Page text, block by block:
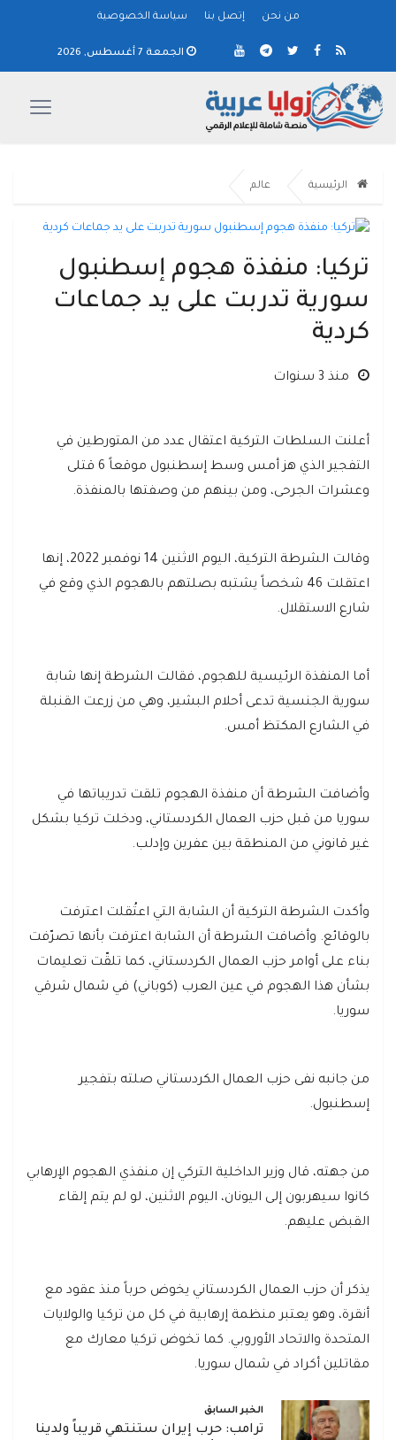
من نحن إتصل بنا سياسة الخصوصية
الجمعة 7 أغسطس, 2026
الرئيسية عالم
تركيا: منفذة هجوم إسطنبول
سورية تدربت على يد جماعات
كردية
منذ 3 سنوات
أعلنت السلطات التركية اعتقال عدد من المتورطين في
التفجير الذي هز أمس وسط إسطنبول موقعاً 6 قتلى
وعشرات الجرحى، ومن بينهم من وصفتها بالمنفذة.
وقالت الشرطة التركية، اليوم الاثنين 14 نوفمبر 2022، إنها
اعتقلت 46 شخصاً يشتبه بصلتهم بالهجوم الذي وقع في
شارع الاستقلال.
أما المنفذة الرئيسية للهجوم، فقالت الشرطة إنها شابة
سورية الجنسية تدعى أحلام البشير، وهي من زرعت القنبلة
في الشارع المكتظ أمس.
وأضافت الشرطة أن منفذة الهجوم تلقت تدريباتها في
سوريا من قبل حزب العمال الكردستاني، ودخلت تركيا بشكل
غير قانوني من المنطقة بين عفرين وإدلب.
وأكدت الشرطة التركية أن الشابة التي اعتُقلت اعترفت
بالوقائع. وأضافت الشرطة أن الشابة اعترفت بأنها تصرّفت
بناء على أوامر حزب العمال الكردستاني، كما تلقّت تعليمات
بشأن هذا الهجوم في عين العرب (كوباني) في شمال شرقي
سوريا.
من جانبه نفى حزب العمال الكردستاني صلته بتفجير
إسطنبول.
من جهته، قال وزير الداخلية التركي إن منفذي الهجوم الإرهابي
كانوا سيهربون إلى اليونان، اليوم الاثنين، لو لم يتم إلقاء
القبض عليهم.
يذكر أن حزب العمال الكردستاني يخوض حرباً منذ عقود مع
أنقرة، وهو يعتبر منظمة إرهابية في كل من تركيا والولايات
المتحدة والاتحاد الأوروبي. كما تخوض تركيا معارك مع
مقاتلين أكراد في شمال سوريا.
الخبر السابق
ترامب: حرب إيران ستنتهي قريباً ولدينا